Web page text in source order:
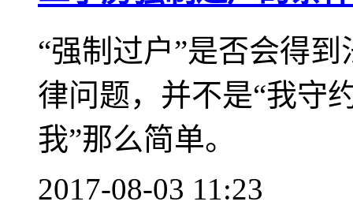
“强制过户”是否会得
律问题，并不是“我守
我”那么简单。
2017-08-03 11:23